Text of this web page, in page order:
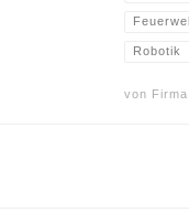
Robotik
von